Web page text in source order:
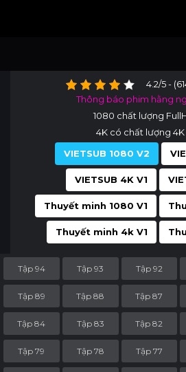
4.2/5 -
Thông báo phim hằng
1080 chất lượng
4K có chất lượng
VIETSUB 1080 V2
VIETSUB 4K V1
Thuyết minh 1080 V1
Thuyết minh 4k V1
Tập 94 Tập 93 Tập 92
Tập 89 Tập 88 Tập 87
Tập 84 Tập 83 Tập 82
Tập 79 Tập 78 Tập 77